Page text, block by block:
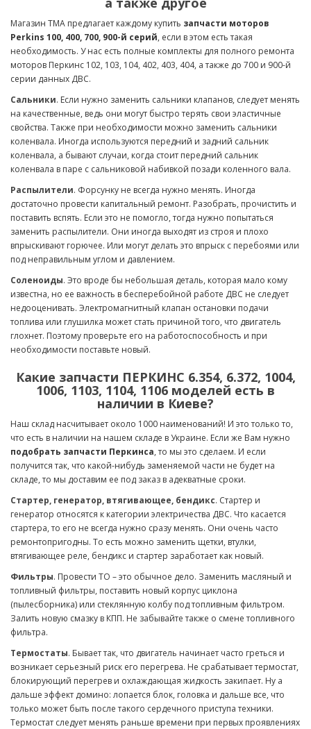
Магазин ТМА предлагает каждому купить запчасти моторов
Perkins 100, 400, 700, 900-й серий, если в этом есть такая
необходимость. У нас есть полные комплекты для полного ремонта
моторов Перкинс 102, 103, 104, 402, 403, 404, а также до 700 и 900-й
серии данных ДВС.
Сальники. Если нужно заменить сальники клапанов, следует менять
на качественные, ведь они могут быстро терять свои эластичные
свойства. Также при необходимости можно заменить сальники
коленвала. Иногда используются передний и задний сальник
коленвала, а бывают случаи, когда стоит передний сальник
коленвала в паре с сальниковой набивкой позади коленного вала.
Распылители. Форсунку не всегда нужно менять. Иногда
достаточно провести капитальный ремонт. Разобрать, прочистить и
поставить вспять. Если это не помогло, тогда нужно попытаться
заменить распылители. Они иногда выходят из строя и плохо
впрыскивают горючее. Или могут делать это впрыск с перебоями или
под неправильным углом и давлением.
Соленоиды. Это вроде бы небольшая деталь, которая мало кому
известна, но ее важность в бесперебойной работе ДВС не следует
недооценивать. Электромагнитный клапан остановки подачи
топлива или глушилка может стать причиной того, что двигатель
глохнет. Поэтому проверьте его на работоспособность и при
необходимости поставьте новый.
Какие запчасти ПЕРКИНС 6.354, 6.372, 1004,
1006, 1103, 1104, 1106 моделей есть в
наличии в Киеве?
Наш склад насчитывает около 1000 наименований! И это только то,
что есть в наличии на нашем складе в Украине. Если же Вам нужно
подобрать запчасти Перкинса, то мы это сделаем. И если
получится так, что какой-нибудь заменяемой части не будет на
складе, то мы доставим ее под заказ в адекватные сроки.
Стартер, генератор, втягивающее, бендикс. Стартер и
генератор относятся к категории электричества ДВС. Что касается
стартера, то его не всегда нужно сразу менять. Они очень часто
ремонтопригодны. То есть можно заменить щетки, втулки,
втягивающее реле, бендикс и стартер заработает как новый.
Фильтры. Провести ТО – это обычное дело. Заменить масляный и
топливный фильтры, поставить новый корпус циклона
(пылесборника) или стеклянную колбу под топливным фильтром.
Залить новую смазку в КПП. Не забывайте также о смене топливного
фильтра.
Термостаты. Бывает так, что двигатель начинает часто греться и
возникает серьезный риск его перегрева. Не срабатывает термостат,
блокирующий перегрев и охлаждающая жидкость закипает. Ну а
дальше эффект домино: лопается блок, головка и дальше все, что
только может быть после такого сердечного приступа техники.
Термостат следует менять раньше времени при первых проявлениях